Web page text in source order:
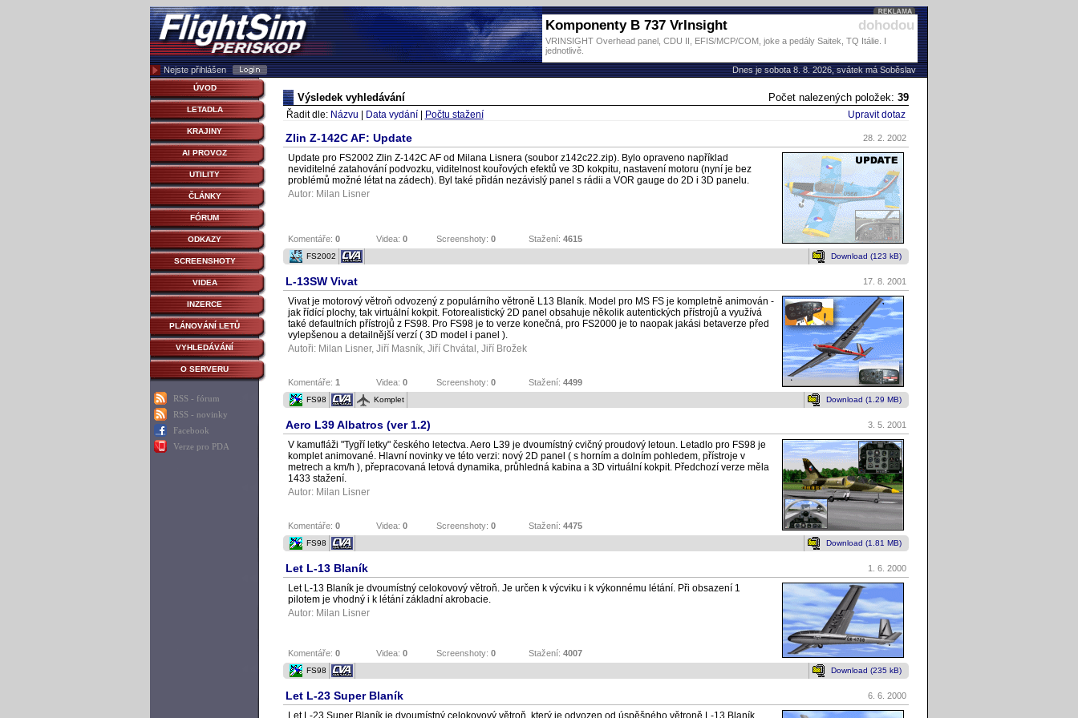
Komponenty B 737 VrInsight dohodou
VRINSIGHT Overhead panel, CDU II, EFIS/MCP/COM, joke a pedály Saitek, TQ Itálie. I
jednotlivě.
Nejste přihlášen
Dnes je sobota 8. 8. 2026, svátek má Soběslav
ÚVOD
LETADLA
KRAJINY
AI PROVOZ
UTILITY
ČLÁNKY
FÓRUM
ODKAZY
SCREENSHOTY
VIDEA
INZERCE
PLÁNOVÁNÍ LETŮ
VYHLEDÁVÁNÍ
O SERVERU
RSS - fórum
RSS - novinky
Facebook
Verze pro PDA
Výsledek vyhledávání Počet nalezených položek: 39
Řadit dle: Názvu Data vydání| Počtu stažení Upravit dotaz
Zlin Z-142C AF: Update 28. 2. 2002
Update pro FS2002 Zlin Z-142C AF od Milana Lisnera (soubor z142c22.zip). Bylo opraveno například
neviditelné zatahování podvozku, viditelnost kouřových efektů ve 3D kokpitu, nastavení motoru (nyní je bez
problémů možné létat na zádech). Byl také přidán nezávislý panel s rádii a VOR gauge do 2D i 3D panelu.
Autor: Milan Lisner
Komentáře: 0 Videa: 0 Screenshoty: 0 Stažení: 4615
FS2002 Download (123 kB)
L-13SW Vivat 17. 8. 2001
Vivat je motorový větroň odvozený z populárního větroně L13 Blaník. Model pro MS FS je kompletně animován -
jak řídící plochy, tak virtuální kokpit. Fotorealistický 2D panel obsahuje několik autentických přístrojů a využívá
také defaultních přístrojů z FS98. Pro FS98 je to verze konečná, pro FS2000 je to naopak jakási betaverze před
vylepšenou a detailnější verzí ( 3D model i panel ).
Autoři: Milan Lisner, Jiří Masník, Jiří Chvátal , Jiří Brožek
Komentáře: 1 Videa: 0 Screenshoty: 0 Stažení: 4499
FS98 Komplet Download (1.29 MB)
Aero L39 Albatros (ver 1.2) 3. 5. 2001
V kamufláži "Tygří letky" českého letectva. Aero L39 je dvoumístný cvičný proudový letoun. Letadlo pro FS98 je
komplet animované. Hlavní novinky ve této verzi: nový 2D panel ( s horním a dolním pohledem, přístroje v
metrech a km/h ), přepracovaná letová dynamika, průhledná kabina a 3D virtuální kokpit. Předchozí verze měla
1433 stažení.
Autor: Milan Lisner
Komentáře: 0 Videa: 0 Screenshoty: 0 Stažení: 4475
FS98 Download (1.81 MB)
Let L-13 Blaník 1. 6. 2000
Let L-13 Blaník je dvoumístný celokovový větroň. Je určen k výcviku i k výkonnému létání. Při obsazení 1
pilotem je vhodný i k létání základní akrobacie.
Autor: Milan Lisner
Komentáře: 0 Videa: 0 Screenshoty: 0 Stažení: 4007
FS98 Download (235 kB)
Let L-23 Super Blaník 6. 6. 2000
Let L-23 Super Blaník je dvoumístný celokovový větroň, který je odvozen od úspěšného větroně L-13 Blaník.